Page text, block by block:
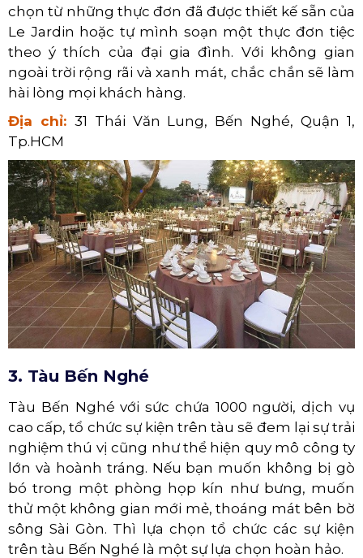
chọn từ những thực đơn đã được thiết kế sẵn của
Le Jardin hoặc tự mình soạn một thực đơn tiệc
theo ý thích của đại gia đình. Với không gian
ngoài trời rộng rãi và xanh mát, chắc chắn sẽ làm
hài lòng mọi khách hàng.
Địa chỉ: 31 Thái Văn Lung, Bến Nghé, Quận 1,
Tp.HCM
3. Tàu Bến Nghé
Tàu Bến Nghé với sức chứa 1000 người, dịch vụ
cao cấp, tổ chức sự kiện trên tàu sẽ đem lại sự trải
nghiệm thú vị cũng như thể hiện quy mô công ty
lớn và hoành tráng. Nếu bạn muốn không bị gò
bó trong một phòng họp kín như bưng, muốn
thử một không gian mới mẻ, thoáng mát bên bờ
sông Sài Gòn. Thì lựa chọn tổ chức các sự kiện
trên tàu Bến Nghé là một sự lựa chọn hoàn hảo.